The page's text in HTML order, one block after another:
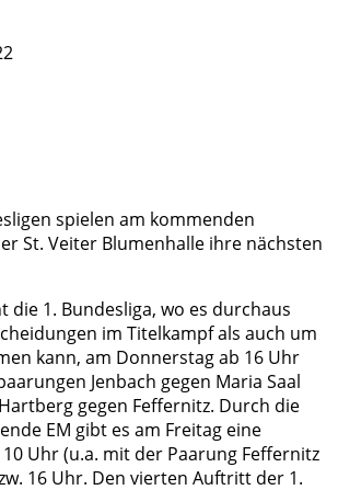
spielen am kommenden
St. Veiter Blumenhalle ihre nächsten
die 1. Bundesliga, wo es durchaus
im Titelkampf als auch um
kann, am Donnerstag ab 16 Uhr
Jenbach gegen Maria Saal
gegen Feffernitz. Durch die
EM gibt es am Freitag eine
Uhr (u.a. mit der Paarung Feffernitz
16 Uhr. Den vierten Auftritt der 1.